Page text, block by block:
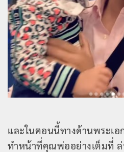
และในตอนนี้ทางด้านพระเ
ทำหน้าที่คุณพ่ออย่างเต็มที่ ล่